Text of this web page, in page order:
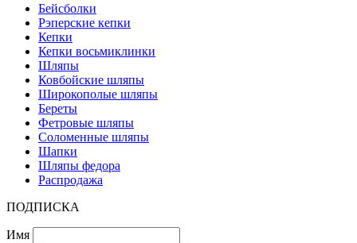
Бейсболки
Рэперские кепки
Кепки
Кепки восьмиклинки
Шляпы
Ковбойские шляпы
Широкополые шляпы
Береты
Фетровые шляпы
Соломенные шляпы
Шапки
Шляпы федора
Распродажа
ПОДПИСКА
Имя